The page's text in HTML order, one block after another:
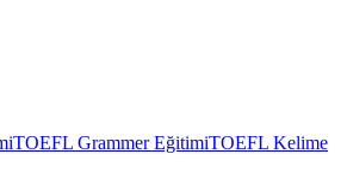
TOEFL Grammer EğitimiTOEFL Kelime